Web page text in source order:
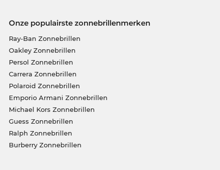
Onze populairste zonnebrillenmerken
Ray-Ban Zonnebrillen
Oakley Zonnebrillen
Persol Zonnebrillen
Carrera Zonnebrillen
Polaroid Zonnebrillen
Emporio Armani Zonnebrillen
Michael Kors Zonnebrillen
Guess Zonnebrillen
Ralph Zonnebrillen
Burberry Zonnebrillen